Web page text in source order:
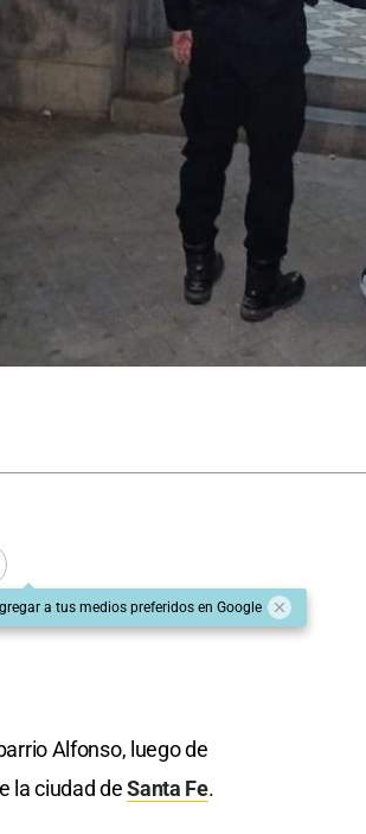
a tus medios preferidos en Google
Alfonso, luego de
la ciudad deSanta Fe.